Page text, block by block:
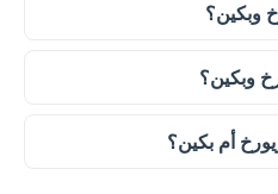
وبكين؟
وبكين؟
أم بكين؟